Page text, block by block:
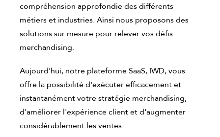
compréhension approfondie des différents
métiers et industries. Ainsi nous proposons des
solutions sur mesure pour relever vos défis
merchandising.
Aujourd'hui, notre plateforme SaaS, IWD, vous
offre la possibilité d'exécuter efficacement et
instantanément votre stratégie merchandising,
d'améliorer l'expérience client et d'augmenter
considérablement les ventes.